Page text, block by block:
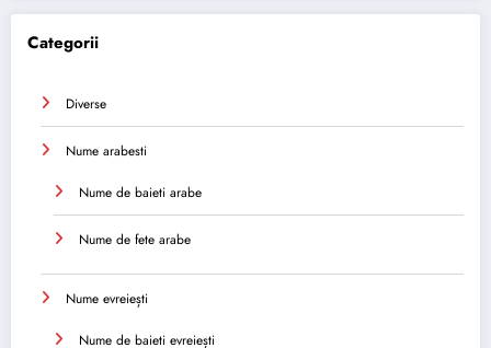
Categorii
Diverse
Nume arabesti
Nume de baieti arabe
Nume de fete arabe
Nume evreiești
Nume de baieti evreiești